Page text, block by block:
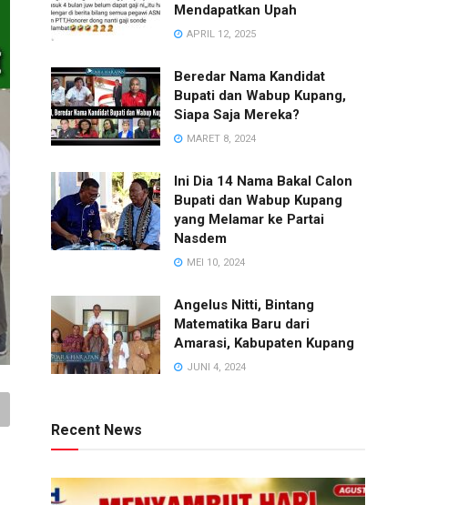
Mendapatkan Upah
APRIL 12, 2025
Beredar Nama Kandidat
Bupati dan Wabup Kupang,
Siapa Saja Mereka?
MARET 8, 2024
Ini Dia 14 Nama Bakal Calon
Bupati dan Wabup Kupang
yang Melamar ke Partai
Nasdem
MEI 10, 2024
Angelus Nitti, Bintang
Matematika Baru dari
Amarasi, Kabupaten Kupang
JUNI 4, 2024
Recent News